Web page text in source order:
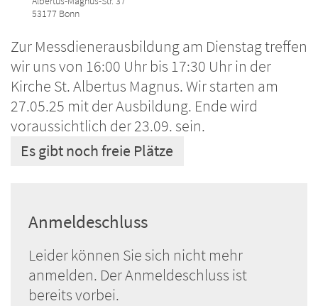
53177 Bonn
Zur Messdienerausbildung am Dienstag treffen
wir uns von 16:00 Uhr bis 17:30 Uhr in der
Kirche St. Albertus Magnus. Wir starten am
27.05.25 mit der Ausbildung. Ende wird
voraussichtlich der 23.09. sein.
Es gibt noch freie Plätze
Anmeldeschluss
Leider können Sie sich nicht mehr
anmelden. Der Anmeldeschluss ist
bereits vorbei.